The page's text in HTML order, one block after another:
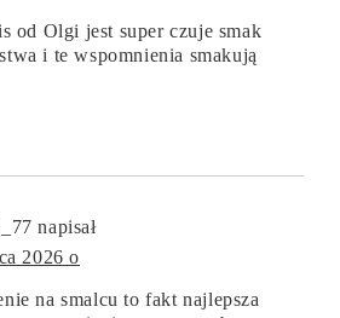
od Olgi jest super czuje smak
i te wspomnienia smakują
napisał
2026 o
na smalcu to fakt najlepsza